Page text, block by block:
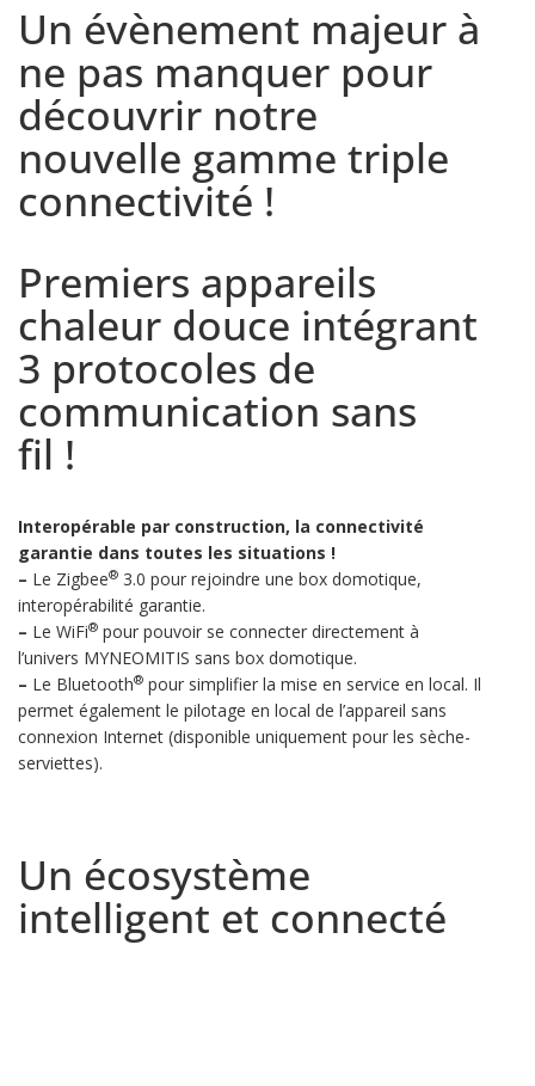
Un évènement majeur à
ne pas manquer pour
découvrir notre
nouvelle gamme triple
connectivité !
Premiers appareils
chaleur douce intégrant
3 protocoles de
communication sans
fil !
Interopérable par construction, la connectivité
garantie dans toutes les situations !
– Le Zigbee® 3.0 pour rejoindre une box domotique,
interopérabilité garantie.
– Le WiFi® pour pouvoir se connecter directement à
l’univers MYNEOMITIS sans box domotique.
– Le Bluetooth® pour simplifier la mise en service en local. Il
permet également le pilotage en local de l’appareil sans
connexion Internet (disponible uniquement pour les sèche-
serviettes).
Un écosystème
intelligent et connecté